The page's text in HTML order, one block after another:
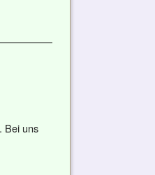
Bei uns